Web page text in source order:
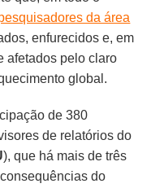
da área
enfurecidos e, em
afetados pelo claro
global.
de 380
de relatórios do
), que há mais de três
do